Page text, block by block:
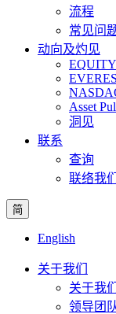
流程
常见问
动向及灼见
Asset
洞见
联系
查询
联络我们
简
English
关于我们
关于我们
领导团